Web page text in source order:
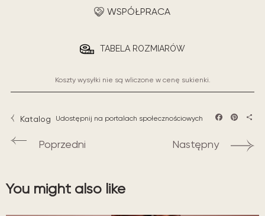
WSPÓŁPRACA
TABELA ROZMIARÓW
Koszty wysyłki nie są wliczone w cenę sukienki.
Katalog Udostępnij na portalach społecznościowych
Poprzedni Następny
You might also like